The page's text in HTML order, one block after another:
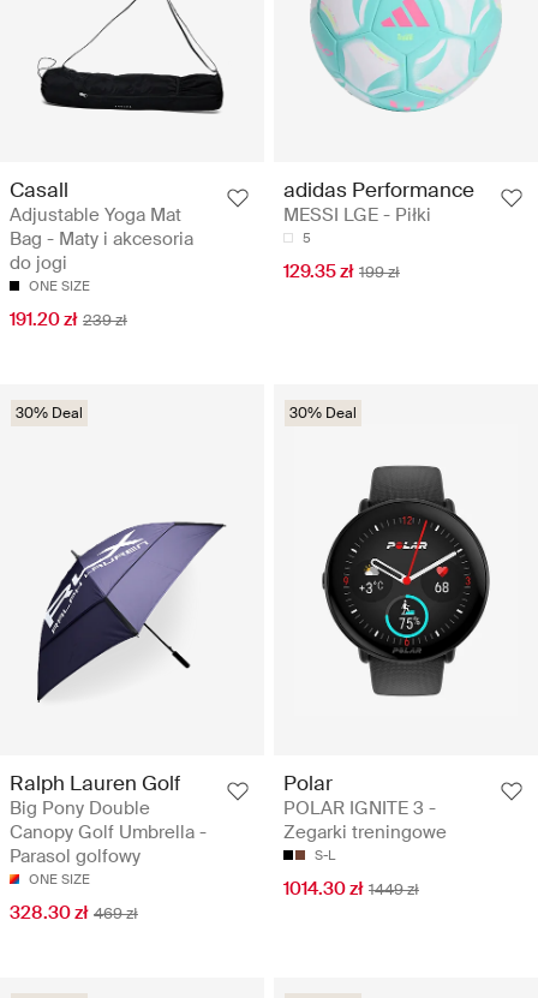
Casall
Adjustable Yoga Mat
Bag - Maty i akcesoria
do jogi
ONE SIZE
191.20 zł 239 zł
adidas Performance
MESSI LGE - Piłki
5
129.35 zł 199 zł
30% Deal
Ralph Lauren Golf
Big Pony Double
Canopy Golf Umbrella -
Parasol golfowy
ONE SIZE
328.30 zł 469 zł
30% Deal
Polar
POLAR IGNITE 3 -
Zegarki treningowe
S-L
1014.30 zł 1449 zł